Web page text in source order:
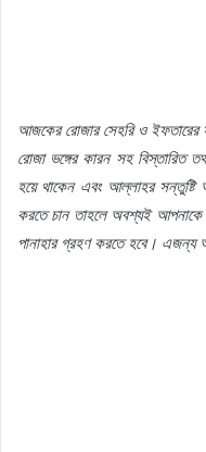
আজকের রোজার সেহরি ও
রোজা ভঙ্গের কারন সহ বিস্তারিত
হয়ে থাকেন এবং আল্লাহর সন্তুষ্টি
করতে চান তাহলে অবশ্যই আপনাকে
পানাহার গ্রহণ করতে হবে। এজন্য